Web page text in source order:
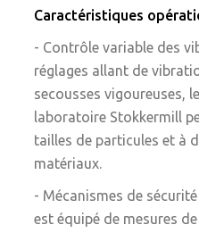
Caractéristiques
- Contrôle variable des
réglages allant de
secousses vigoureuses,
laboratoire Stokkermill
tailles de particules et à
matériaux.
- Mécanismes de
est équipé de mesures